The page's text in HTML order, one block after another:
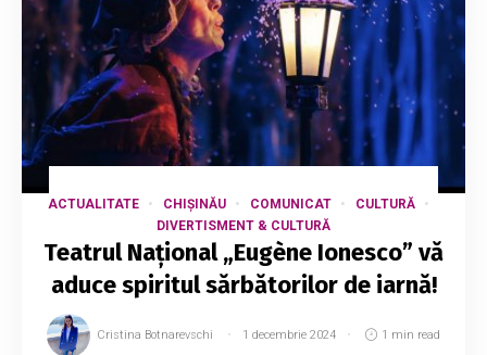
ACTUALITATE CHIȘINĂU COMUNICAT
CULTURĂ
DIVERTISMENT & CULTURĂ
Teatrul Național „Eugène Ionesco” vă
aduce spiritul sărbătorilor de iarnă!
Cristina Botnarevschi 1 decembrie 2024 1 min read